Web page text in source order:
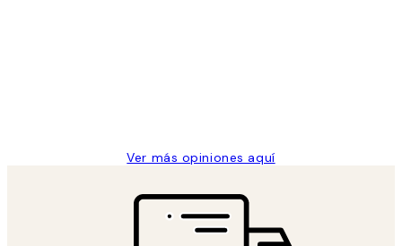
Ver más opiniones aquí